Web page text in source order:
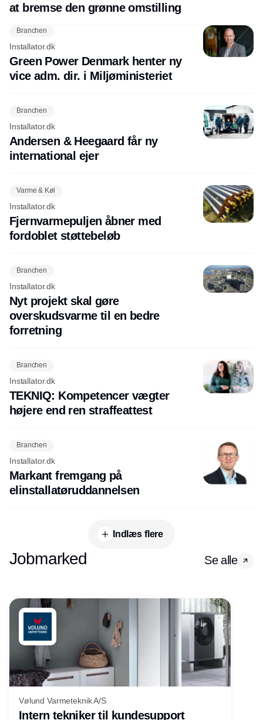
at bremse den grønne omstilling
Branchen
Installator.dk
Green Power Denmark henter ny
vice adm. dir. i Miljøministeriet
Branchen
Installator.dk
Andersen & Heegaard får ny
international ejer
Varme & Køl
Installator.dk
Fjernvarmepuljen åbner med
fordoblet støttebeløb
Branchen
Installator.dk
Nyt projekt skal gøre
overskudsvarme til en bedre
forretning
Branchen
Installator.dk
TEKNIQ: Kompetencer vægter
højere end ren straffeattest
Branchen
Installator.dk
Markant fremgang på
elinstallatøruddannelsen
Indlæs flere
Jobmarked Se alle
Vølund Varmeteknik A/S
Intern tekniker til kundesupport